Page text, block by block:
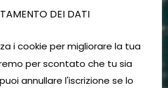
DEI DATI
i cookie per migliorare la tua
per scontato che tu sia
annullare l'iscrizione se lo